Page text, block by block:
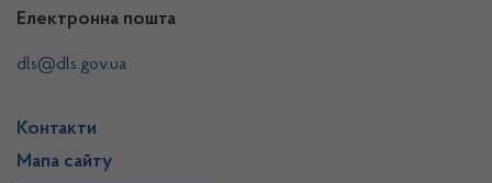
Електронна пошта
dls@dls.gov.ua
Контакти
Мапа сайту